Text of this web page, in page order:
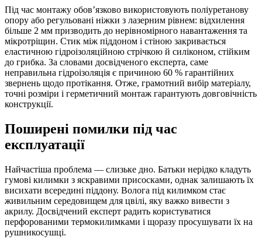
Під час монтажу обов’язково використовують поліуретанову
опору або регульовані ніжки з лазерним рівнем: відхилення
більше 2 мм призводить до нерівномірного навантаження та
мікротріщин. Стик між піддоном і стіною закривається
еластичною гідроізоляційною стрічкою й силіконом, стійким
до грибка. За словами досвідченого експерта, саме
неправильна гідроізоляція є причиною 60 % гарантійних
звернень щодо протікання. Отже, грамотний вибір матеріалу,
точні розміри і герметичний монтаж гарантують довговічність
конструкції.
Поширені помилки під час
експлуатації
Найчастіша проблема — слизьке дно. Батьки нерідко кладуть
гумові килимки з яскравими присосками, однак залишають їх
висихати всередині піддону. Волога під килимком стає
живильним середовищем для цвілі, яку важко вивести з
акрилу. Досвідчений експерт радить користуватися
перфорованими термокилимками і щоразу просушувати їх на
рушникосушці.